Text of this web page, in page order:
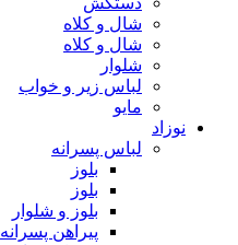
شال و کلاه
شال و کلاه
شلوار
لباس زیر و خواب
مایو
نوزاد
لباس پسرانه
بلوز
بلوز
بلوز و شلوار
پیراهن پسرانه